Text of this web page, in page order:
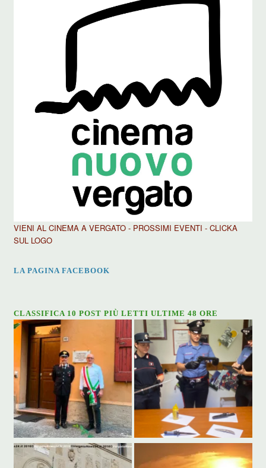
VIENI AL CINEMA A VERGATO - PROSSIMI EVENTI - CLICKA
SUL LOGO
LA PAGINA FACEBOOK
CLASSIFICA 10 POST PIÙ LETTI ULTIME 48 ORE